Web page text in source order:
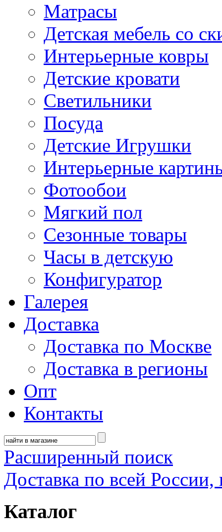
Матрасы
Детская мебель со
Интерьерные ковры
Детские кровати
Светильники
Посуда
Детские Игрушки
Интерьерные
Фотообои
Мягкий пол
Сезонные товары
Часы в детскую
Конфигуратор
Галерея
Доставка
Доставка по Москве
Доставка в регионы
Опт
Контакты
Расширенный поиск
Доставка по всей России,
Каталог